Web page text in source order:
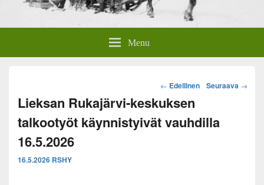
Rukajärven suunnan
historiayhdistys
Menu
Post
navigation
← Edellinen Seuraava →
Lieksan Rukajärvi-keskuksen
talkootyöt käynnistyivät vauhdilla
16.5.2026
16.5.2026 RSHY